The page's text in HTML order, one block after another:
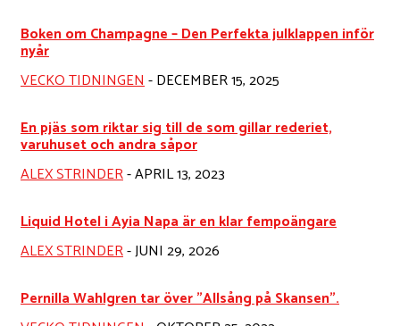
Boken om Champagne – Den Perfekta julklappen inför
nyår
VECKO TIDNINGEN-DECEMBER 15, 2025
En pjäs som riktar sig till de som gillar rederiet,
varuhuset och andra såpor
ALEX STRINDER-APRIL 13, 2023
Liquid Hotel i Ayia Napa är en klar fempoängare
ALEX STRINDER-JUNI 29, 2026
Pernilla Wahlgren tar över ”Allsång på Skansen”.